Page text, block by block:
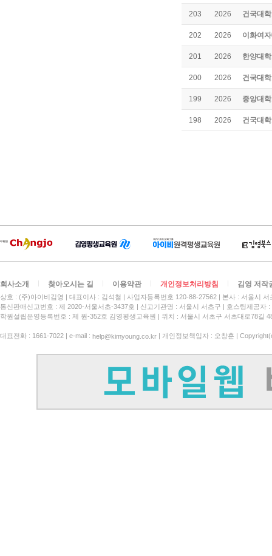
203 2026 건국대
202 2026 이화여
201 2026 한양대
200 2026 건국대
199 2026 중앙대
198 2026 건국대
회사소개 찾아오시는 길 이용약관 개인정보처리방침 김영 저작
상호 : (주)아이비김영 대표이사 : 김석철 사업자등록번호 120-88-27562
본사 : 서울시
통신판매신고번호 : 제 2020-서울서초-3437호
신고기관명 : 서울시 서초구
호스팅제공자
학원설립운영등록번호 : 제 원-352호 김영평생교육원 | 위치 : 서울시 서초구 서초대로78길
대표전화 : 1661-7022 | e-mail : help@kimyoung.co.kr | 개인정보책임자 : 오창훈 |